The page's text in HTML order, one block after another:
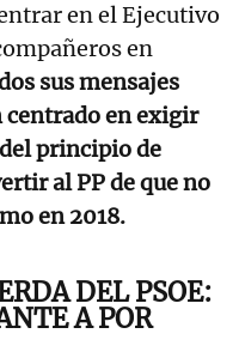
en el Ejecutivo
en
sus mensajes
centrado en exigir
principio de
al PP de que no
en 2018.
DEL PSOE:
A POR